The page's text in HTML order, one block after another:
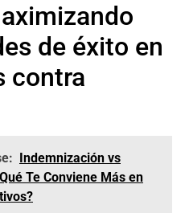
de éxito en
contra
Indemnización vs
Te Conviene Más en